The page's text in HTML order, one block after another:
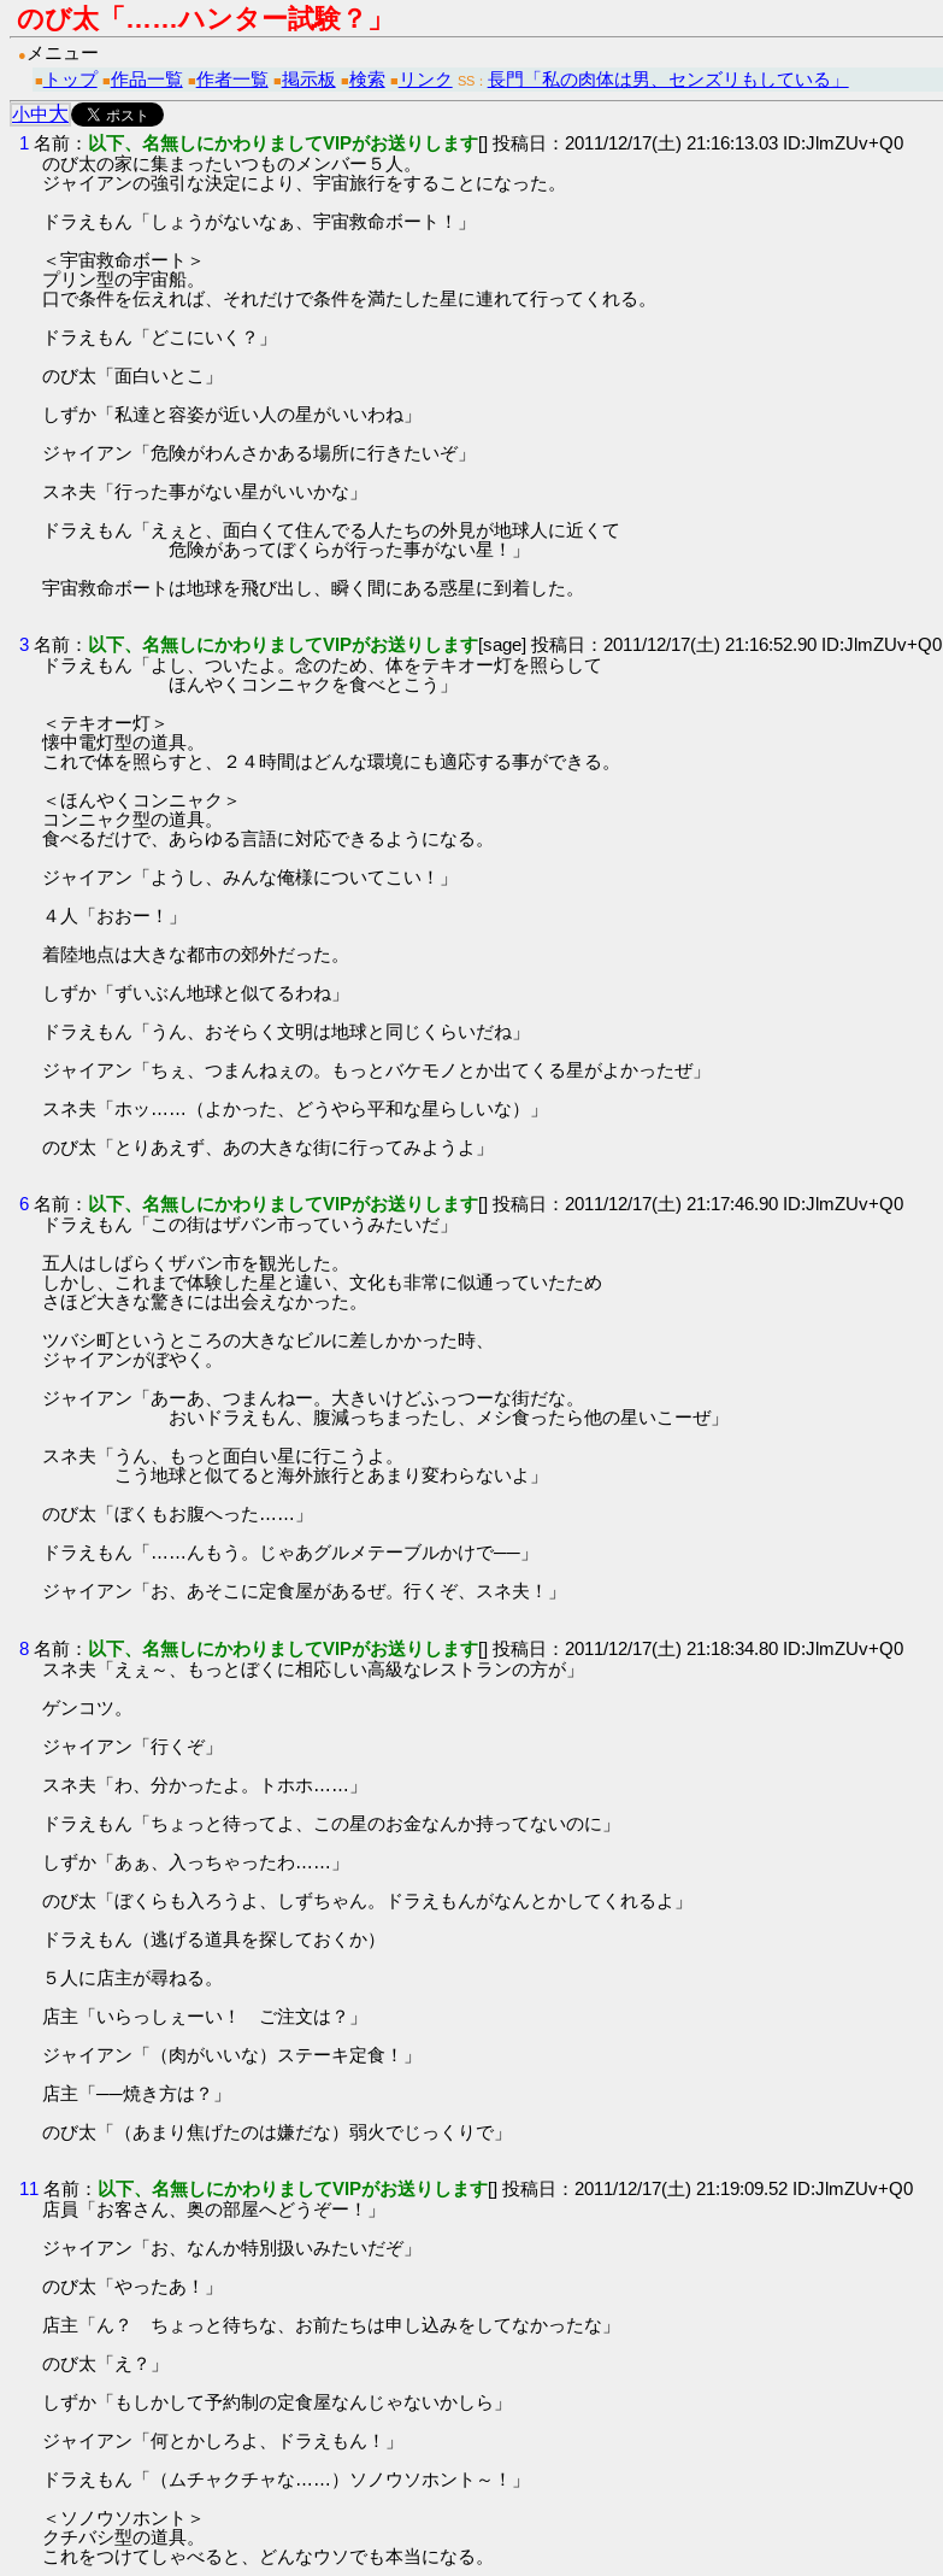
のび太「……ハンター試験？」
● メニュー
■ トップ ■作品一覧 ■作者一覧 ■掲示板 ■検索 ■ リンク SS： 長門「私の肉体は男、センズリもしている」
小中大
1 名前： 以下、名無しにかわりましてVIPがお送りします[] 投稿日：2011/12/17(土) 21:16:13.03 ID:JlmZUv+Q0
のび太の家に集まったいつものメンバー５人。
ジャイアンの強引な決定により、宇宙旅行をすることになった。
ドラえもん「しょうがないなぁ、宇宙救命ボート！」
＜宇宙救命ボート＞
プリン型の宇宙船。
口で条件を伝えれば、それだけで条件を満たした星に連れて行ってくれる。
ドラえもん「どこにいく？」
のび太「面白いとこ」
しずか「私達と容姿が近い人の星がいいわね」
ジャイアン「危険がわんさかある場所に行きたいぞ」
スネ夫「行った事がない星がいいかな」
ドラえもん「えぇと、面白くて住んでる人たちの外見が地球人に近くて
危険があってぼくらが行った事がない星！」
宇宙救命ボートは地球を飛び出し、瞬く間にある惑星に到着した。
3 名前： 以下、名無しにかわりましてVIPがお送りします[sage] 投稿日：2011/12/17(土) 21:16:52.90 ID:JlmZUv+Q0
ドラえもん「よし、ついたよ。念のため、体をテキオー灯を照らして
ほんやくコンニャクを食べとこう」
＜テキオー灯＞
懐中電灯型の道具。
これで体を照らすと、２４時間はどんな環境にも適応する事ができる。
＜ほんやくコンニャク＞
コンニャク型の道具。
食べるだけで、あらゆる言語に対応できるようになる。
ジャイアン「ようし、みんな俺様についてこい！」
４人「おおー！」
着陸地点は大きな都市の郊外だった。
しずか「ずいぶん地球と似てるわね」
ドラえもん「うん、おそらく文明は地球と同じくらいだね」
ジャイアン「ちぇ、つまんねぇの。もっとバケモノとか出てくる星がよかったぜ」
スネ夫「ホッ……（よかった、どうやら平和な星らしいな）」
のび太「とりあえず、あの大きな街に行ってみようよ」
6 名前： 以下、名無しにかわりましてVIPがお送りします[] 投稿日：2011/12/17(土) 21:17:46.90 ID:JlmZUv+Q0
ドラえもん「この街はザバン市っていうみたいだ」
五人はしばらくザバン市を観光した。
しかし、これまで体験した星と違い、文化も非常に似通っていたため
さほど大きな驚きには出会えなかった。
ツバシ町というところの大きなビルに差しかかった時、
ジャイアンがぼやく。
ジャイアン「あーあ、つまんねー。大きいけどふっつーな街だな。
おいドラえもん、腹減っちまったし、メシ食ったら他の星いこーぜ」
スネ夫「うん、もっと面白い星に行こうよ。
こう地球と似てると海外旅行とあまり変わらないよ」
のび太「ぼくもお腹へった……」
ドラえもん「……んもう。じゃあグルメテーブルかけで──」
ジャイアン「お、あそこに定食屋があるぜ。行くぞ、スネ夫！」
8 名前： 以下、名無しにかわりましてVIPがお送りします[] 投稿日：2011/12/17(土) 21:18:34.80 ID:JlmZUv+Q0
スネ夫「えぇ～、もっとぼくに相応しい高級なレストランの方が」
ゲンコツ。
ジャイアン「行くぞ」
スネ夫「わ、分かったよ。トホホ……」
ドラえもん「ちょっと待ってよ、この星のお金なんか持ってないのに」
しずか「あぁ、入っちゃったわ……」
のび太「ぼくらも入ろうよ、しずちゃん。ドラえもんがなんとかしてくれるよ」
ドラえもん（逃げる道具を探しておくか）
５人に店主が尋ねる。
店主「いらっしぇーい！ ご注文は？」
ジャイアン「（肉がいいな）ステーキ定食！」
店主「──焼き方は？」
のび太「（あまり焦げたのは嫌だな）弱火でじっくりで」
11 名前： 以下、名無しにかわりましてVIPがお送りします[] 投稿日：2011/12/17(土) 21:19:09.52 ID:JlmZUv+Q0
店員「お客さん、奥の部屋へどうぞー！」
ジャイアン「お、なんか特別扱いみたいだぞ」
のび太「やったあ！」
店主「ん？ ちょっと待ちな、お前たちは申し込みをしてなかったな」
のび太「え？」
しずか「もしかして予約制の定食屋なんじゃないかしら」
ジャイアン「何とかしろよ、ドラえもん！」
ドラえもん「（ムチャクチャな……）ソノウソホント～！」
＜ソノウソホント＞
クチバシ型の道具。
これをつけてしゃべると、どんなウソでも本当になる。